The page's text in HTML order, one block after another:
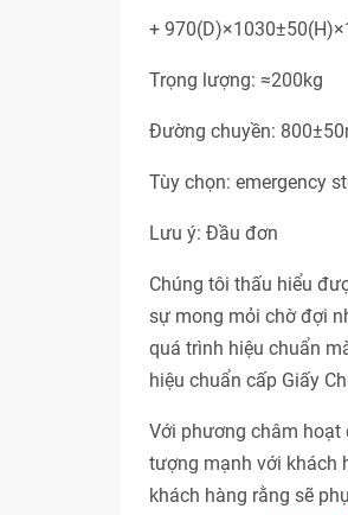
+
Trọng lượng: ≈200kg
Đường chuyền:
Tùy chọn: emergency
Lưu ý: Đầu đơn
Chúng tôi thấu hiểu
sự mong mỏi chờ đợi
quá trình hiệu chuẩn
hiệu chuẩn cấp Giấy
Với phương châm hoạt
tượng mạnh với khách
khách hàng rằng sẽ